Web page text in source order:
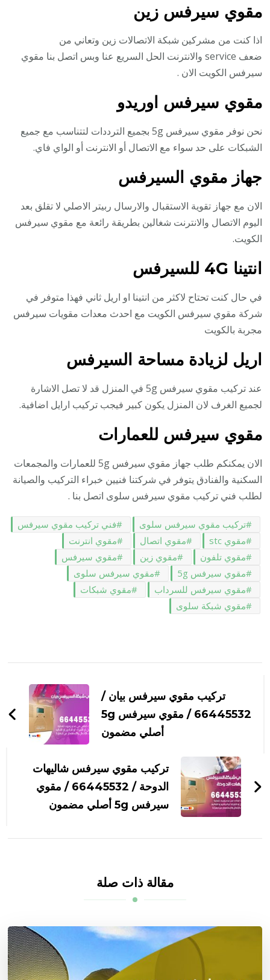
مقوي سيرفس زين
اذا كنت من مشركين شبكة الاتصالات زين وتعاني من
ضعف service والانترنت الحل السريع عنا وبس اتصل بنا مقوي
سيرفس الكويت الان .
مقوي سيرفس اوريدو
نحن نوفر مقوي سيرفس 5g بجميع الترددات لتتناسب مع جميع
الشبكات على حد سواء مع الاتصال أو الانترنت أو الواي فاي.
جهاز مقوي السيرفس
الان مع جهاز تقوية الاستقبال والارسال ربيتر الاصلي لا تقلق بعد
اليوم الاتصال والانترنت شغالين بطريقة رائعة مع مقوي سيرفس
الكويت.
انتينا 4G للسيرفس
في حال كنت تحتاح لاكثر من انتينا او اريل ثاني فهذا متوفر في
شركة مقوي سيرفس الكويت مع احدث معدات مقويات سيرفس
مجربة بالكويت
اريل لزيادة مساحة السيرفس
عند تركيب مقوي سيرفس 5g في المنزل قد لا تصل الاشارة
لجميع الغرف لان المنزل يكون كبير فيجب تركيب ارايل اضافية.
مقوي سيرفس للعمارات
الان يمكنكم طلب جهاز مقوي سيرفس 5g للعمارات والمجمعات
السكنية والفنادق يتوفر في شركتنا فنيين خبراء التركيب والصيانة
لطلب فني تركيب مقوي سيرفس سلوى اتصل بنا .
تركيب مقوي سيرفس سلوى
فني تركيب مقوي سيرفس
مقوي stc
مقوي اتصال
مقوي انترنت
مقوي تلفون
مقوي زين
مقوي سيرفس
مقوي سيرفس 5g
مقوي سيرفس سلوى
مقوي سيرفس للسرداب
مقوي شبكات
مقوي شبكة سلوى
التدوينات
تركيب مقوي سيرفس بيان /
66445532 / مقوي سيرفس 5g
أصلي مضمون
تركيب مقوي سيرفس شاليهات
الدوحة / 66445532 / مقوي
سيرفس 5g أصلي مضمون
مقالة ذات صلة